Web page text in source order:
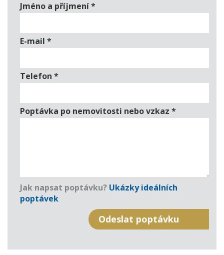
Jméno a příjmení*
E-mail *
Telefon *
Poptávka po nemovitosti nebo vzkaz *
Jak napsat poptávku? Ukázky ideálních
poptávek